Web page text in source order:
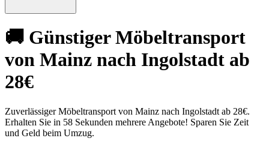
🚚 Günstiger Möbeltransport
von Mainz nach Ingolstadt ab
28€
Zuverlässiger Möbeltransport von Mainz nach Ingolstadt ab 28€.
Erhalten Sie in 58 Sekunden mehrere Angebote! Sparen Sie Zeit
und Geld beim Umzug.